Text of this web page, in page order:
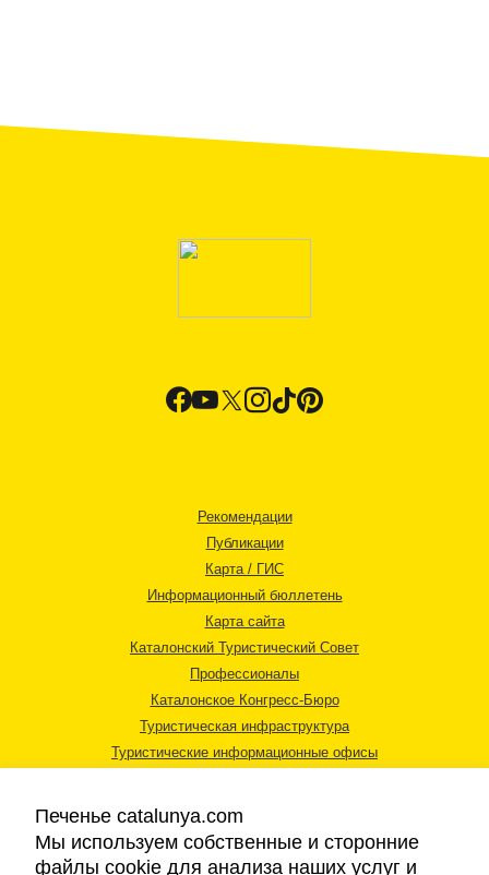
Рекомендации
Публикации
Карта / ГИС
Информационный бюллетень
Карта сайта
Каталонский Туристический Совет
Профессионалы
Каталонское Конгресс-Бюро
Туристическая инфраструктура
Туристические информационные офисы
Печенье catalunya.com
Мы используем собственные и сторонние
файлы cookie для анализа наших услуг и